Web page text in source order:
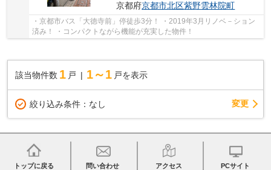
京都府京都市北区紫野雲林院町
・京都市バス「大徳寺前」停徒歩3分！ ・2019年3月リノベ－ション
済み！ ・コンパクトながら機能が充実した物件！
該当物件数 1 戸 1～1 戸を表示
絞り込み条件： なし 変更
トップに戻る 問い合わせ アクセス PCサイト